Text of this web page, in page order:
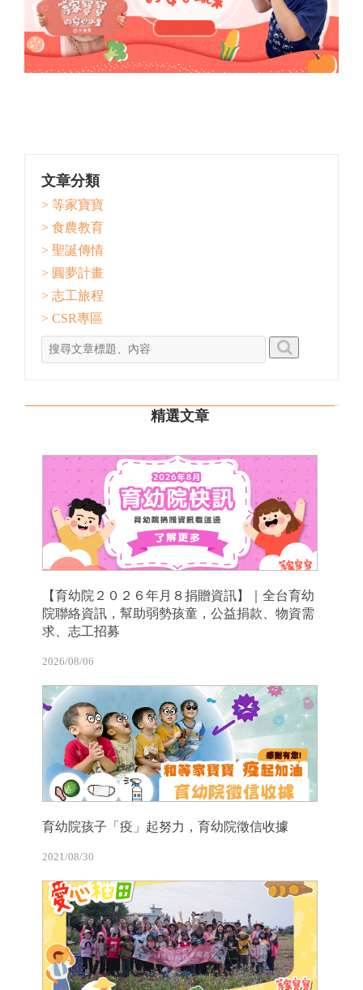
文章分類
> 等家寶寶
> 食農教育
> 聖誕傳情
> 圓夢計畫
> 志工旅程
> CSR專區
精選文章
【育幼院２０２６年月８捐贈資訊】｜全台育幼
院聯絡資訊，幫助弱勢孩童，公益捐款、物資需
求、志工招募
2026/08/06
育幼院孩子「疫」起努力，育幼院徵信收據
2021/08/30